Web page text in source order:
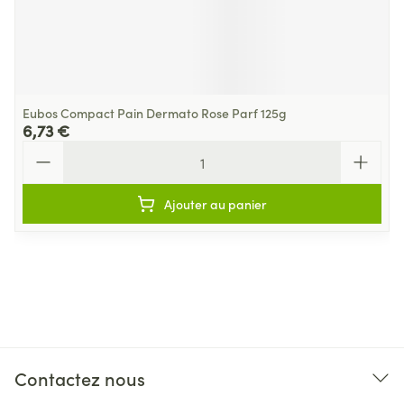
Eubos Compact Pain Dermato Rose Parf 125g
6,73 €
Ajouter au panier
Contactez nous